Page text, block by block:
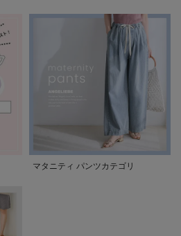
マタニティ パンツカテゴリ